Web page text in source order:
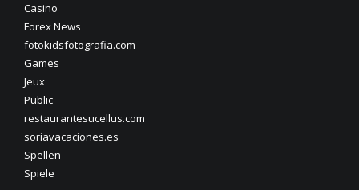
Casino
Forex News
fotokidsfotografia.com
Games
Jeux
Public
restaurantesucellus.com
soriavacaciones.es
Spellen
Spiele